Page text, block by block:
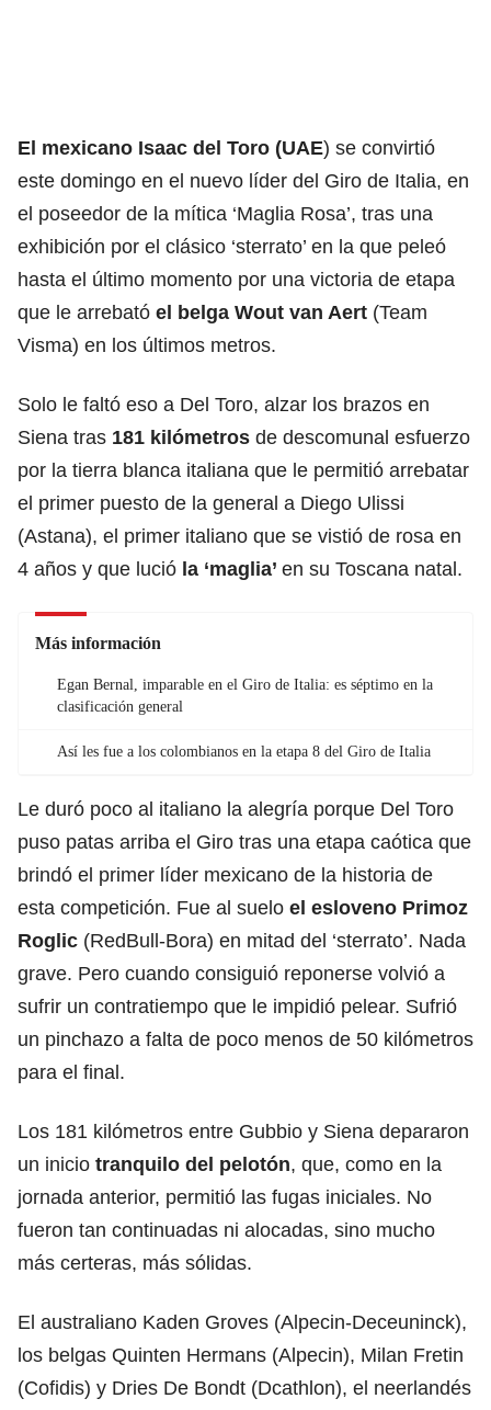
El mexicano Isaac del Toro (UAE) se convirtió
este domingo en el nuevo líder del Giro de Italia, en
el poseedor de la mítica ‘Maglia Rosa’, tras una
exhibición por el clásico ‘sterrato’ en la que peleó
hasta el último momento por una victoria de etapa
que le arrebató el belga Wout van Aert (Team
Visma) en los últimos metros.
Solo le faltó eso a Del Toro, alzar los brazos en
Siena tras 181 kilómetros de descomunal esfuerzo
por la tierra blanca italiana que le permitió arrebatar
el primer puesto de la general a Diego Ulissi
(Astana), el primer italiano que se vistió de rosa en
4 años y que lució la ‘maglia’ en su Toscana natal.
Más información
Egan Bernal, imparable en el Giro de Italia: es séptimo en la
clasificación general
Así les fue a los colombianos en la etapa 8 del Giro de Italia
Le duró poco al italiano la alegría porque Del Toro
puso patas arriba el Giro tras una etapa caótica que
brindó el primer líder mexicano de la historia de
esta competición. Fue al suelo el esloveno Primoz
Roglic (RedBull-Bora) en mitad del ‘sterrato’. Nada
grave. Pero cuando consiguió reponerse volvió a
sufrir un contratiempo que le impidió pelear. Sufrió
un pinchazo a falta de poco menos de 50 kilómetros
para el final.
Los 181 kilómetros entre Gubbio y Siena depararon
un inicio tranquilo del pelotón, que, como en la
jornada anterior, permitió las fugas iniciales. No
fueron tan continuadas ni alocadas, sino mucho
más certeras, más sólidas.
El australiano Kaden Groves (Alpecin-Deceuninck),
los belgas Quinten Hermans (Alpecin), Milan Fretin
(Cofidis) y Dries De Bondt (Dcathlon), el neerlandés